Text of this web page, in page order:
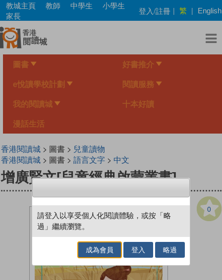
Skip
main
content
教城主頁 教師 中學生
小學生
家長
登入/註冊 | 繁 | English
圖書 好書推介
e悅讀學校計劃 閱讀服務
我的閱讀城 十本好讀
漫話生活
香港閱讀城> 圖書 > 兒童讀物
香港閱讀城> 圖書 > 語言文字> 中文
增廣賢文[兒童經典啟蒙叢書]
0
請登入以享受個人化閱讀體驗，或按「略
過」繼續瀏覽。
成為會員 登入 略過